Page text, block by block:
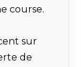
course.
sur
de